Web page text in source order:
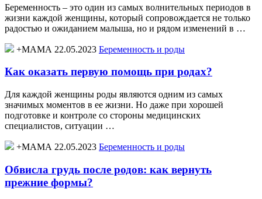
Беременность – это один из самых волнительных периодов в
жизни каждой женщины, который сопровождается не только
радостью и ожиданием малыша, но и рядом изменений в …
+МАМА 22.05.2023 Беременность и роды
Как оказать первую помощь при родах?
Для каждой женщины роды являются одним из самых
значимых моментов в ее жизни. Но даже при хорошей
подготовке и контроле со стороны медицинских
специалистов, ситуации …
+МАМА 22.05.2023 Беременность и роды
Обвисла грудь после родов: как вернуть
прежние формы?